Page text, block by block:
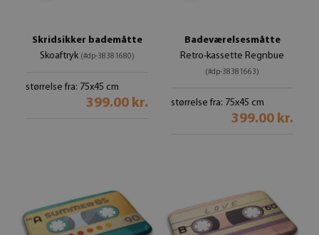
Skridsikker bademåtte
Skoaftryk (#dp-38381680)
størrelse fra: 75x45 cm
399.00 kr.
Badeværelsesmåtte
Retro-kassette Regnbue
(#dp-38381663)
størrelse fra: 75x45 cm
399.00 kr.